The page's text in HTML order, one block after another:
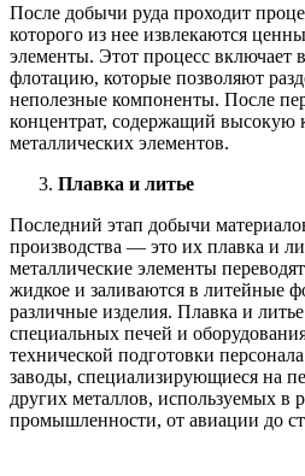
После добычи руда проходит
которого из нее извлекаются
элементы. Этот процесс включает
флотацию, которые позволяют
неполезные компоненты. После
концентрат, содержащий высокую
металлических элементов.
Плавка и литье
Последний этап добычи
производства — это их плавка и
металлические элементы
жидкое и заливаются в литейные
различные изделия. Плавка и
специальных печей и
технической подготовки
заводы, специализирующиеся на
других металлов, используемых в
промышленности, от авиации до